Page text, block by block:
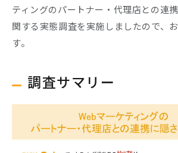
Recruit
ティングのパートナー・代理店との連
関する実態調査を実施しましたので、
す。
調査サマリー